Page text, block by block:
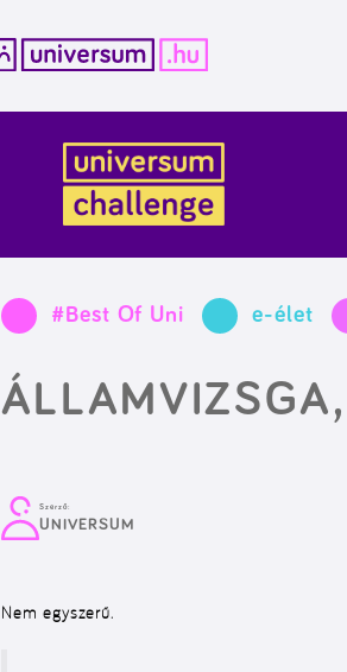
#Best Of Uni e-élet
Szerző:
UNIVERSUM
Nem egyszerű.